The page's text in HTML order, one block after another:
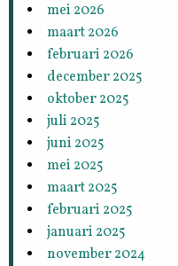
mei 2026
maart 2026
februari 2026
december 2025
oktober 2025
juli 2025
juni 2025
mei 2025
maart 2025
februari 2025
januari 2025
november 2024